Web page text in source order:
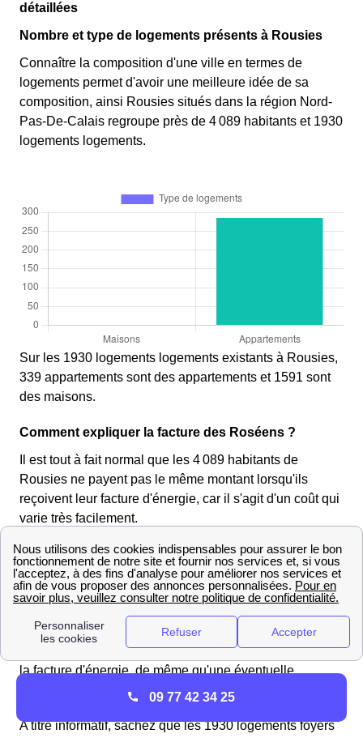
détaillées
Nombre et type de logements présents à Rousies
Connaître la composition d'une ville en termes de
logements permet d'avoir une meilleure idée de sa
composition, ainsi Rousies situés dans la région Nord-
Pas-De-Calais regroupe près de 4 089 habitants et 1930
logements logements.
Sur les 1930 logements logements existants à Rousies,
339 appartements sont des appartements et 1591 sont
des maisons.
Comment expliquer la facture des Roséens ?
Il est tout à fait normal que les 4 089 habitants de
Rousies ne payent pas le même montant lorsqu'ils
reçoivent leur facture d'énergie, car il s'agit d'un coût qui
varie très facilement.
D'abord, le montant d'une facture d'énergie à Rousies
dépend du combustible utilisé, ainsi que du type de
chauffage du foyer le Roséen. Ensuite, une maison
notamment parce qu'il y a plus de surface à chauffer. Le
nombre d'équipements électriques joue également sur
la facture d'énergie, de même qu'une éventuelle
A titre informatif, sachez que les 1930 logements foyers
09 77 42 34 25